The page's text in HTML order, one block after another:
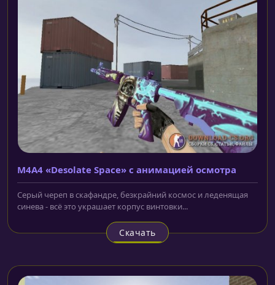
M4A4 «Desolate Space» с анимацией осмотра
Серый череп в скафандре, безкрайний космос и леденящая
синева - всё это украшает корпус винтовки...
Скачать